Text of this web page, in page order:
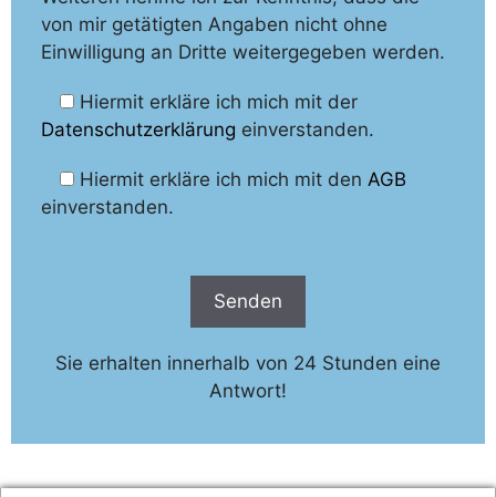
von mir getätigten Angaben nicht ohne
Einwilligung an Dritte weitergegeben werden.
Hiermit erkläre ich mich mit der
Datenschutzerklärung einverstanden.
Hiermit erkläre ich mich mit den AGB
einverstanden.
Sie erhalten innerhalb von 24 Stunden eine
Antwort!